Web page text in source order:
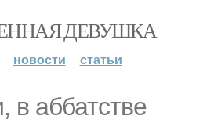
ДЕВУШКА
новости статьи
в аббатстве